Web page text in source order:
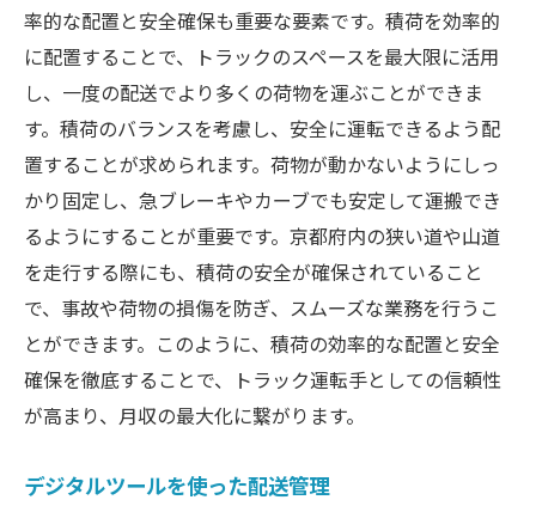
率的な配置と安全確保も重要な要素です。積荷を効率的
に配置することで、トラックのスペースを最大限に活用
し、一度の配送でより多くの荷物を運ぶことができま
す。積荷のバランスを考慮し、安全に運転できるよう配
置することが求められます。荷物が動かないようにしっ
かり固定し、急ブレーキやカーブでも安定して運搬でき
るようにすることが重要です。京都府内の狭い道や山道
を走行する際にも、積荷の安全が確保されていること
で、事故や荷物の損傷を防ぎ、スムーズな業務を行うこ
とができます。このように、積荷の効率的な配置と安全
確保を徹底することで、トラック運転手としての信頼性
が高まり、月収の最大化に繋がります。
デジタルツールを使った配送管理